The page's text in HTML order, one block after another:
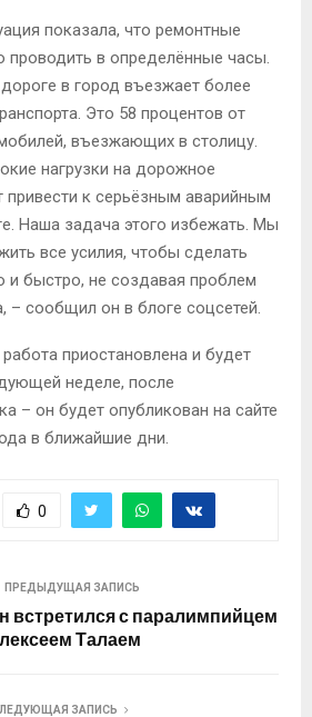
показала, что ремонтные
в определённые часы.
в город въезжает более
Это 58 процентов от
въезжающих в столицу.
нагрузки на дорожное
к серьёзным аварийным
Наша задача этого избежать. Мы
все усилия, чтобы сделать
и быстро, не создавая проблем
– сообщил он в блоге соцсетей.
приостановлена и будет
неделе, после
– он будет опубликован на сайте
в ближайшие дни.
0
ПРЕДЫДУЩАЯ ЗАПИСЬ
встретился с паралимпийцем
Талаем
ЗАПИСЬ